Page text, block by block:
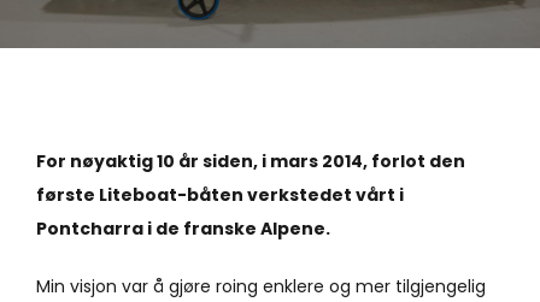
For nøyaktig 10 år siden, i mars 2014, forlot den
første Liteboat-båten verkstedet vårt i
Pontcharra i de franske Alpene.
Min visjon var å gjøre roing enklere og mer tilgjengelig